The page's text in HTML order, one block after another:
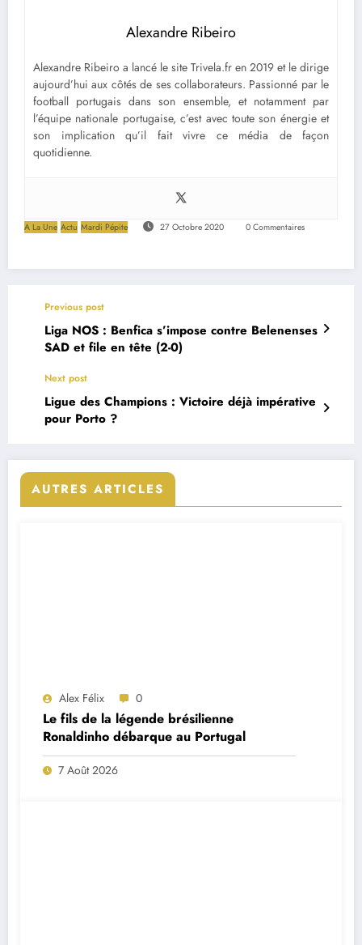
Alexandre Ribeiro
Alexandre Ribeiro a lancé le site Trivela.fr en 2019 et le dirige
aujourd’hui aux côtés de ses collaborateurs. Passionné par le
football portugais dans son ensemble, et notamment par
l’équipe nationale portugaise, c’est avec toute son énergie et
son implication qu’il fait vivre ce média de façon
quotidienne.
A La Une Actu Mardi Pépite 27 Octobre 2020 0 Commentaires
Previous post
Liga NOS : Benfica s’impose contre Belenenses
SAD et file en tête (2-0)
Next post
Ligue des Champions : Victoire déjà impérative
pour Porto ?
AUTRES ARTICLES
Alex Félix 0
Le fils de la légende brésilienne
Ronaldinho débarque au Portugal
7 Août 2026